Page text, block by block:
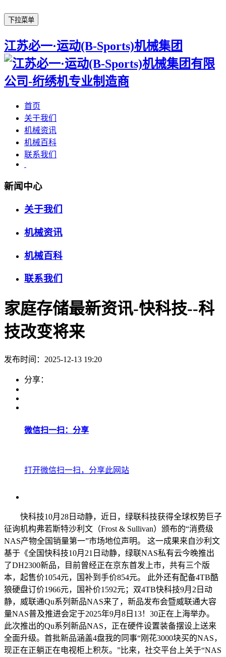
下拉菜单
江苏必一·运动(B-Sports)机械集团
首页
关于我们
机械资讯
机械百科
联系我们
新闻中心
关于我们
机械资讯
机械百科
联系我们
家庭存储最新资讯-快科技--科
技改变将来
发布时间：2025-12-13 19:20
分享：
微信扫一扫：分享
打开微信扫一扫，分享此网站
快科技10月28日动静，近日，绿联科技获得全球权势巨子
征询机构弗若斯特沙利文（Frost & Sullivan）颁布的“消费级
NAS产物全国销量第一”市场地位声明。 这一成果来自沙利文
基于《全国快科技10月21日动静，绿联NAS私有云今晚推出
了DH2300新品，目前曾经正在京东首发上市，共有三个版
本，起售价1054元，国补到手价854元。 此外还有配备4TB酷
狼硬盘订价1966元，国补价1592元；双4TB快科技9月2日动
静，威联通Qu系列新品NAS来了，新品发布会暨威联通大容
量NAS普及推进会定于2025年9月8日13！30正在上海举办。
此次推出的Qu系列新品NAS，正在硬件设置装备摆设上送来
全面升级。首批新品涵盖4盘我的同事“刚花3000块买的NAS，
现正在正躺正在电视柜上积灰。”比来，社交平台上关于“NAS